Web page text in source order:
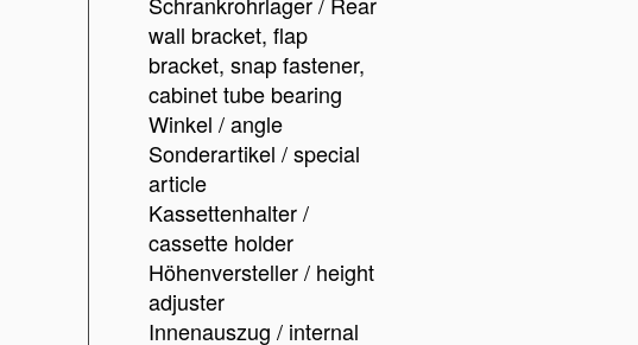
wall bracket, flap
bracket, snap fastener,
cabinet tube bearing
Winkel / angle
Sonderartikel / special
article
Kassettenhalter /
cassette holder
Höhenversteller / height
adjuster
Innenauszug / internal